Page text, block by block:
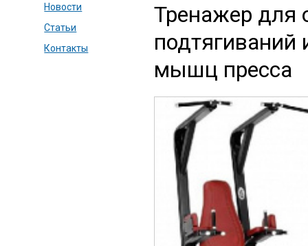
Новости
Статьи
Контакты
Тренажер для
подтягиваний
мышц пресса